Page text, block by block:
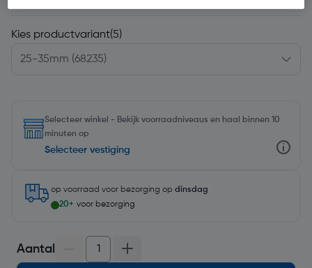
Kies productvariant(5)
Selecteer winkel - Bekijk voorraadniveaus en haal binnen 10
minuten op
Selecteer vestiging
op voorraad voor bezorging op dinsdag
20+ voor bezorging
Aantal